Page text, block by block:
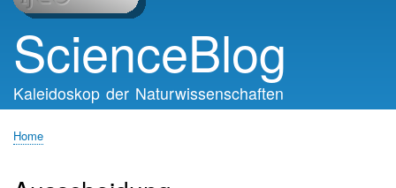
ScienceBlog
Kaleidoskop der Naturwissenschaften
Home